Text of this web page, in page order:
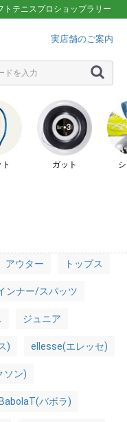
テニスプロショップラリー
実店舗のご案内
ガット
アウター トップス
ンナー/スパッツ
ジュニア
) ellesse(エレッセ)
ソン)
BabolaT(バボラ)